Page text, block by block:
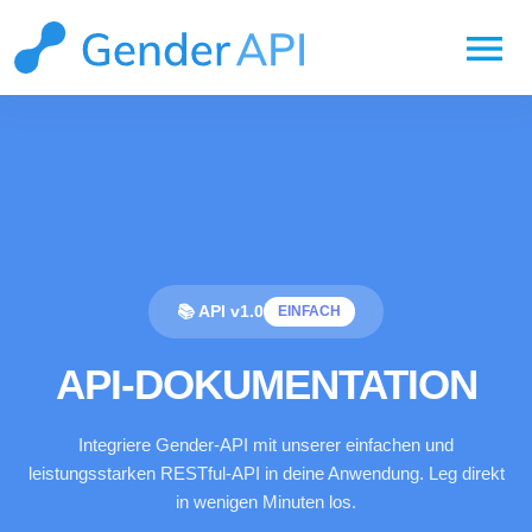
menu
📚 API v1.0 EINFACH
API-DOKUMENTATION
Integriere Gender-API mit unserer einfachen und
leistungsstarken RESTful-API in deine Anwendung. Leg direkt
in wenigen Minuten los.